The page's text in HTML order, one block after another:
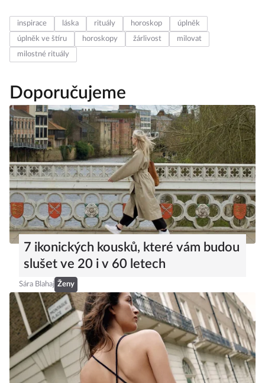
inspirace láska rituály horoskop
úplněk
úplněk ve štíru
horoskopy žárlivost
milovat
milostné rituály
Doporučujeme
7 ikonických kousků, které vám budou
slušet ve 20 i v 60 letech
Sára Blahaj Ženy